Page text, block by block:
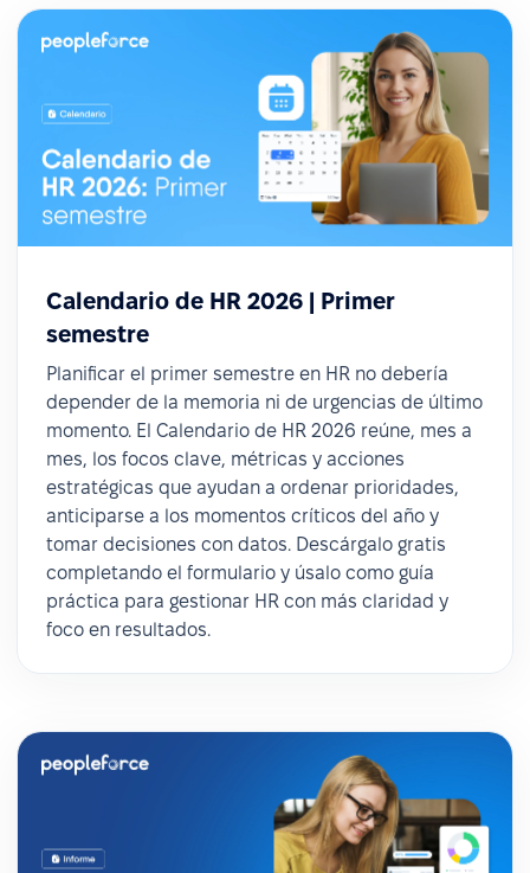
Calendario de HR 2026 | Primer
semestre
Planificar el primer semestre en HR no debería
depender de la memoria ni de urgencias de último
momento. El Calendario de HR 2026 reúne, mes a
mes, los focos clave, métricas y acciones
estratégicas que ayudan a ordenar prioridades,
anticiparse a los momentos críticos del año y
tomar decisiones con datos. Descárgalo gratis
completando el formulario y úsalo como guía
práctica para gestionar HR con más claridad y
foco en resultados.